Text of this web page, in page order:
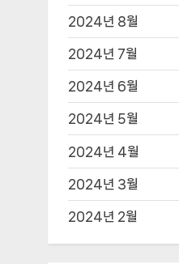
2024년 8월
2024년 7월
2024년 6월
2024년 5월
2024년 4월
2024년 3월
2024년 2월